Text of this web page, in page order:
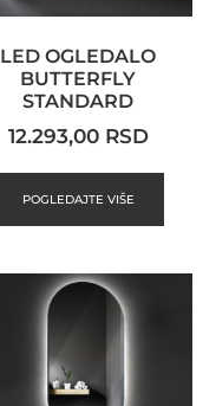
LED OGLEDALO
BUTTERFLY
STANDARD
12.293,00 RSD
POGLEDAJTE VIŠE